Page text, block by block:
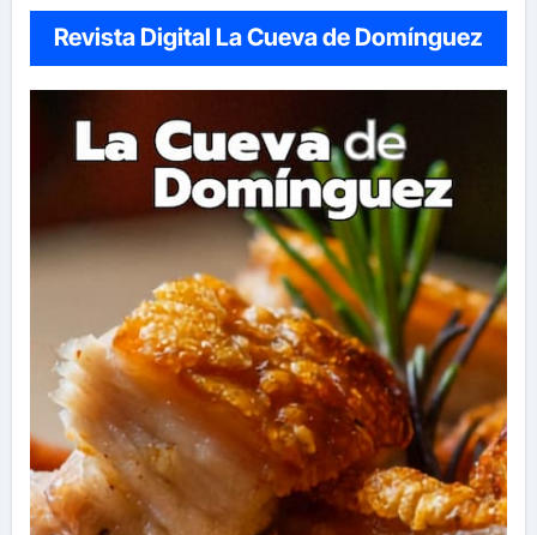
Revista Digital La Cueva de Domínguez